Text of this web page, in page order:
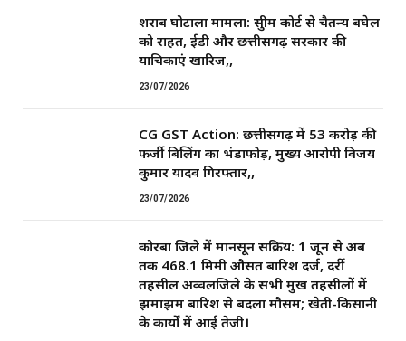
शराब घोटाला मामला: सुप्रीम कोर्ट से चैतन्य बघेल
को राहत, ईडी और छत्तीसगढ़ सरकार की
याचिकाएं खारिज,,
23/07/2026
CG GST Action: छत्तीसगढ़ में 53 करोड़ की
फर्जी बिलिंग का भंडाफोड़, मुख्य आरोपी विजय
कुमार यादव गिरफ्तार,,
23/07/2026
कोरबा जिले में मानसून सक्रिय: 1 जून से अब
तक 468.1 मिमी औसत बारिश दर्ज, दर्री
तहसील अव्वलजिले के सभी प्रमुख तहसीलों में
झमाझम बारिश से बदला मौसम; खेती-किसानी
के कार्यों में आई तेजी।